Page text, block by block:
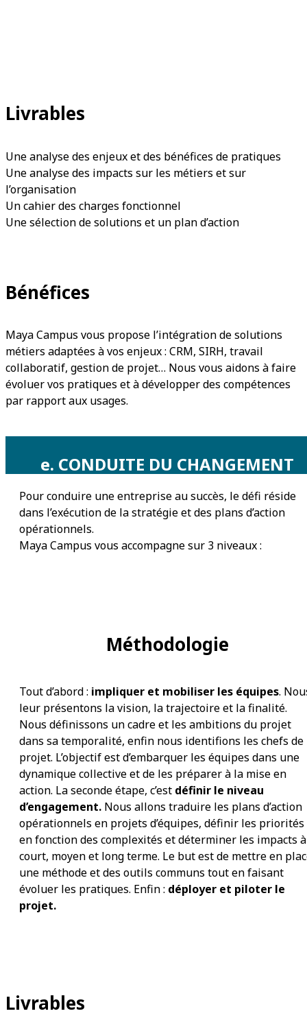
Livrables
Une analyse des enjeux et des bénéfices de pratiques
Une analyse des impacts sur les métiers et sur
l’organisation
Un cahier des charges fonctionnel
Une sélection de solutions et un plan d’action
Bénéfices
Maya Campus vous propose l’intégration de solutions
métiers adaptées à vos enjeux : CRM, SIRH, travail
collaboratif, gestion de projet… Nous vous aidons à faire
évoluer vos pratiques et à développer des compétences
par rapport aux usages.
e. CONDUITE DU CHANGEMENT
Pour conduire une entreprise au succès, le défi réside
dans l’exécution de la stratégie et des plans d’action
opérationnels.
Maya Campus vous accompagne sur 3 niveaux :
Méthodologie
Tout d’abord : impliquer et mobiliser les équipes.
leur présentons la vision, la trajectoire et la finalité.
Nous définissons un cadre et les ambitions du projet
dans sa temporalité, enfin nous identifions les chefs de
projet. L’objectif est d’embarquer les équipes dans une
dynamique collective et de les préparer à la mise en
action. La seconde étape, c’est définir le niveau
d’engagement. Nous allons traduire les plans d’action
opérationnels en projets d’équipes, définir les priorités
en fonction des complexités et déterminer les impacts à
court, moyen et long terme. Le but est de mettre en
une méthode et des outils communs tout en faisant
évoluer les pratiques. Enfin : déployer et piloter le
projet.
Livrables